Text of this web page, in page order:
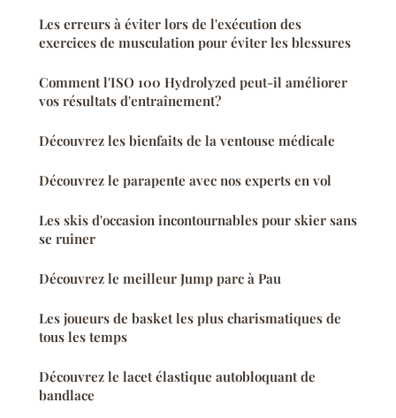
Les erreurs à éviter lors de l'exécution des
exercices de musculation pour éviter les blessures
Comment l'ISO 100 Hydrolyzed peut-il améliorer
vos résultats d'entraînement?
Découvrez les bienfaits de la ventouse médicale
Découvrez le parapente avec nos experts en vol
Les skis d'occasion incontournables pour skier sans
se ruiner
Découvrez le meilleur Jump parc à Pau
Les joueurs de basket les plus charismatiques de
tous les temps
Découvrez le lacet élastique autobloquant de
bandlace